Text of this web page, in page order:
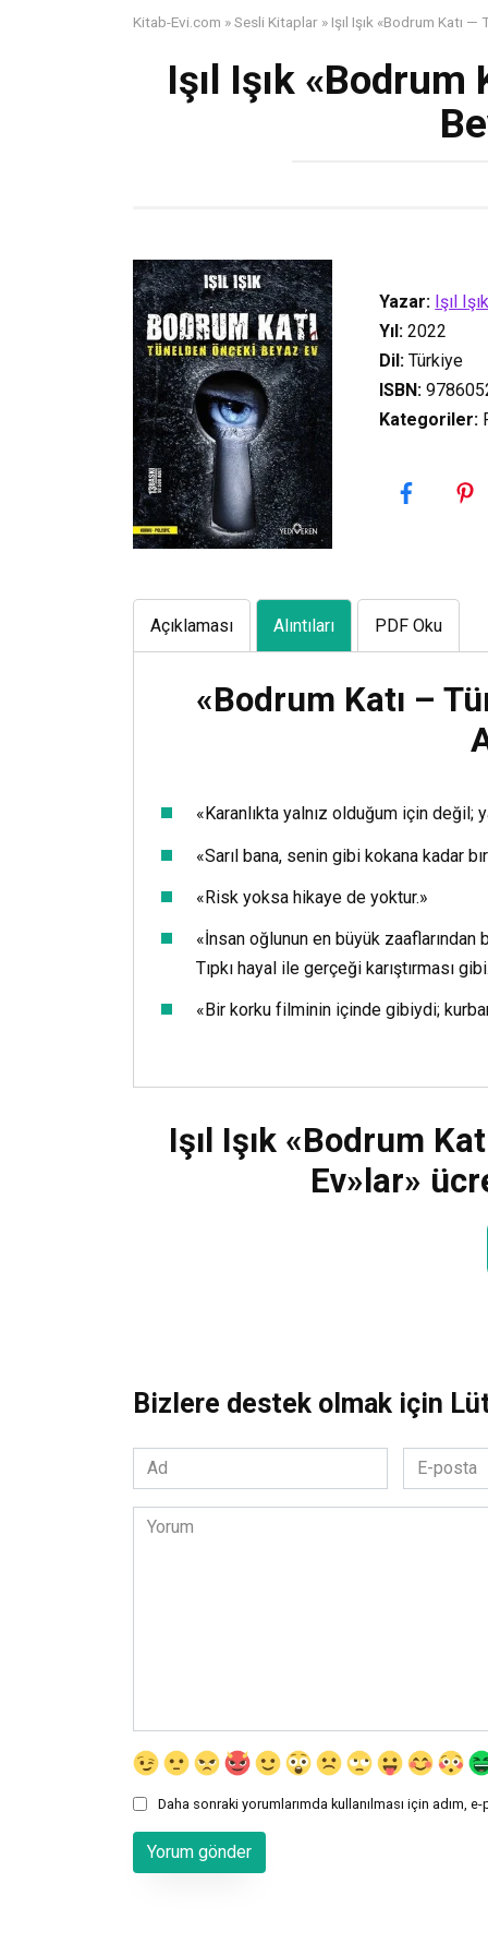
Kitab-Evi.com »Sesli Kitaplar » Işıl Işık «Bodrum Katı —
Işıl Işık
Yazar: Işıl
Yıl: 2022
Dil: Türkiye
ISBN:
Kategoriler:
Açıklaması Alıntıları PDF Oku
«Bodrum Katı –
«Karanlıkta yalnız olduğum için değil;
«Sarıl bana, senin gibi kokana kadar
«Risk yoksa hikaye de yoktur.»
«İnsan oğlunun en büyük zaaflarından
Tıpkı hayal ile gerçeği karıştırması
«Bir korku filminin içinde gibiydi;
Işıl Işık «Bodrum
Ev»lar»
Bizlere destek olmak için
Ad
*
E-
posta
*
Yorum
Daha sonraki yorumlarımda kullanılması için adım,